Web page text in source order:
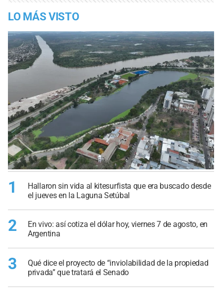
LO MÁS VISTO
1
Hallaron sin vida al kitesurfista que era buscado desde
el jueves en la Laguna Setúbal
2
En vivo: así cotiza el dólar hoy, viernes 7 de agosto, en
Argentina
3
Qué dice el proyecto de “inviolabilidad de la propiedad
privada” que tratará el Senado